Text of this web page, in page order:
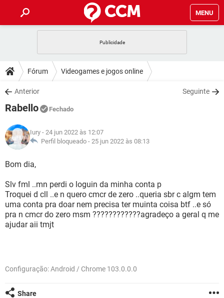
MENU
CELULAR FACEBOOK
OUTLOOK
INSTAGRAM
GUIA DE COMPRAS
DICAS
JOGOS WHATSAPP
INSTAGRAM
GUIA DE COMPRAS
DOWNLOADS
JOGOS
CELULAR
OUTLOOK EXCEL
INSTAGRAM
JOGOS
CELULAR
OUTLOOK
INSTAGRAM GMAIL
GUIA DE COMPRAS
GLOSSÁRIO
JOGOS
OUTLOOK EXCEL
GMAIL
GUIA DE COMPRAS
Fórum Videogames e jogos online
Anterior Seguinte
Rabello Fechado
Iury - 24 jun 2022 às 12:07
Perfil bloqueado - 25 jun 2022 às 08:13
Bom dia,
Slv fml ..mn perdi o loguin da minha conta p
Troquei d cll ..e n quero cmcr de zero ..queria sbr c algm tem
uma conta pra doar nem precisa ter muinta coisa btf ..e só
pra n cmcr do zero msm ????????????agradeço a geral q me
ajudar aii tmjt
Configuração: Android / Chrome 103.0.0.0
Share